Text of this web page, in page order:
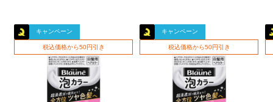
キャンペーン
税込価格から50円引き
キャンペーン
税込価格から50円引き